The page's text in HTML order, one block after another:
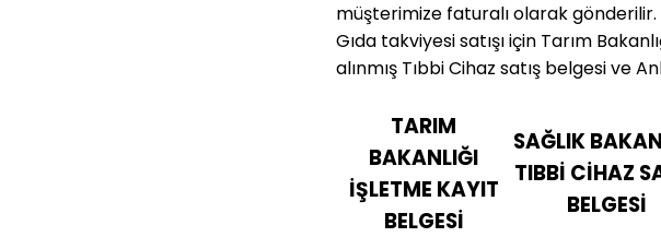
müşterimize faturalı olarak gönderilir.
Gıda takviyesi satışı için Tarım
alınmış Tıbbi Cihaz satış belgesi ve
TARIM
BAKANLIĞI
İŞLETME KAYIT
BELGESİ
SAĞLIK
TIBBİ CİHAZ
BELGESİ